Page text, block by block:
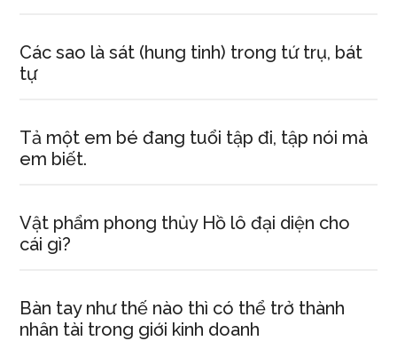
Các sao là sát (hung tinh) trong tứ trụ, bát
tự
Tả một em bé đang tuổi tập đi, tập nói mà
em biết.
Vật phẩm phong thủy Hồ lô đại diện cho
cái gì?
Bàn tay như thế nào thì có thể trở thành
nhân tài trong giới kinh doanh